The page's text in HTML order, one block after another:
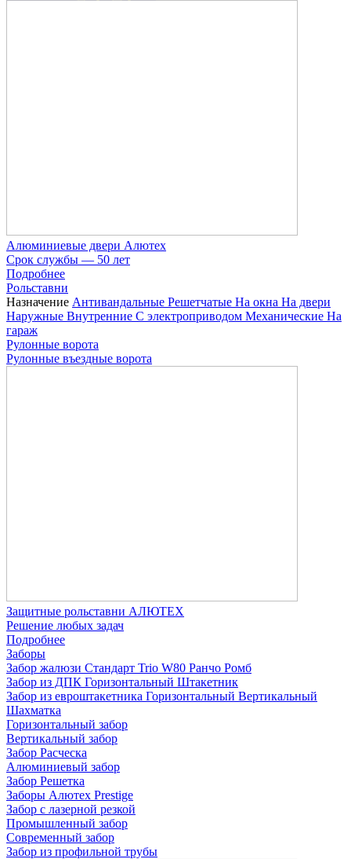
Алюминиевые двери Алютех
Срок службы — 50 лет
Подробнее
Рольставни
Назначение Антивандальные Решетчатые На окна На двери
Наружные Внутренние С электроприводом Механические На
гараж
Рулонные ворота
Рулонные въездные ворота
Защитные рольставни АЛЮТЕХ
Решение любых задач
Подробнее
Заборы
Забор жалюзи Стандарт Trio W80 Ранчо Ромб
Забор из ДПК Горизонтальный Штакетник
Забор из евроштакетника Горизонтальный Вертикальный
Шахматка
Горизонтальный забор
Вертикальный забор
Забор Расческа
Алюминиевый забор
Забор Решетка
Заборы Алютех Prestige
Забор с лазерной резкой
Промышленный забор
Современный забор
Забор из профильной трубы